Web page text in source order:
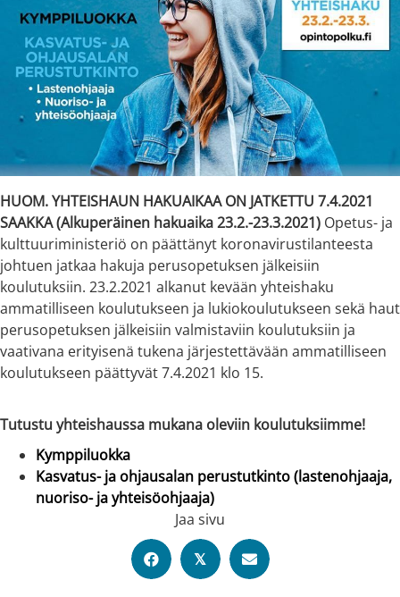
HUOM. YHTEISHAUN HAKUAIKAA ON JATKETTU 7.4.2021
SAAKKA (Alkuperäinen hakuaika 23.2.-23.3.2021) Opetus- ja
kulttuuriministeriö on päättänyt koronavirustilanteesta
johtuen jatkaa hakuja perusopetuksen jälkeisiin
koulutuksiin. 23.2.2021 alkanut kevään yhteishaku
ammatilliseen koulutukseen ja lukiokoulutukseen sekä haut
perusopetuksen jälkeisiin valmistaviin koulutuksiin ja
vaativana erityisenä tukena järjestettävään ammatilliseen
koulutukseen päättyvät 7.4.2021 klo 15.
Tutustu yhteishaussa mukana oleviin koulutuksiimme!
Kymppiluokka
Kasvatus- ja ohjausalan perustutkinto (lastenohjaaja,
nuoriso- ja yhteisöohjaaja)
Jaa sivu
𝕏